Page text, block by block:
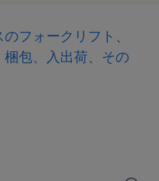
フォークリフト、
包、入出荷、その